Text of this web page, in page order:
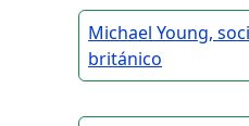
Michael Young,
británico